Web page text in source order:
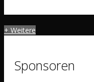
+ Weitere
Sponsoren